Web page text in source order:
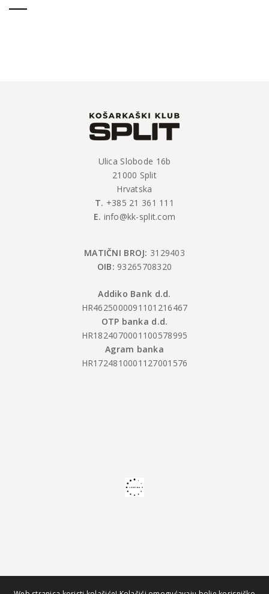
Ulica Slobode 16b
21000 Split
Hrvatska
T. +385 21 361 111
E. info@kk-split.com
MATIČNI BROJ: 3129403
OIB: 93265708320
Addiko Bank d.d.
HR4625000091101216467
OTP banka d.d.
HR1824070001100578995
Agram banka
HR1724810001127001576